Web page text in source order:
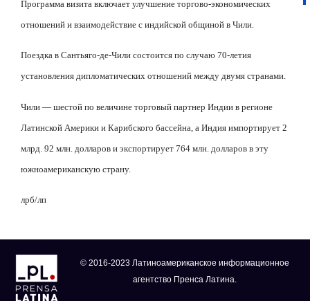
Программа визита включает улучшение торгово-экономических
отношений и взаимодействие с индийской общиной в Чили.
Поездка в Сантьяго-де-Чили состоится по случаю 70-летия
установления дипломатических отношений между двумя странами.
Чили — шестой по величине торговый партнер Индии в регионе
Латинской Америки и Карибского бассейна, а Индия импортирует 2
млрд. 92 млн. долларов и экспортирует 764 млн. долларов в эту
южноамериканскую страну.
лрб/лп
© 2016-2023 Латиноамериканское информационное
агентство Пренса Латина.